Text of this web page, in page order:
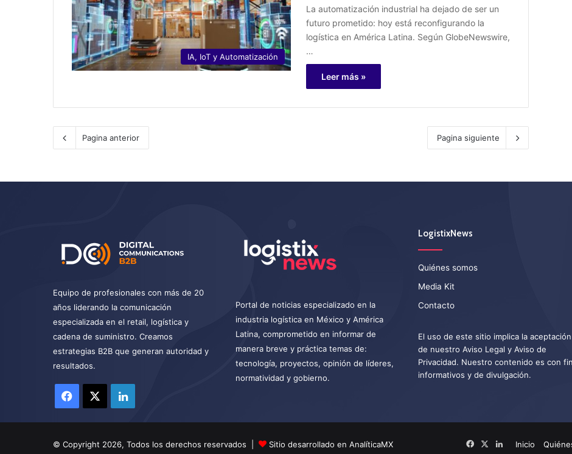
IA, IoT y Automatización
La automatización industrial ha dejado de ser un
futuro prometido: hoy está reconfigurando la
logística en América Latina. Según GlobeNewswire,
…
Leer más »
Pagina anterior Pagina siguiente
Equipo de profesionales con más de 20
años liderando la comunicación
especializada en el retail, logística y
cadena de suministro. Creamos
estrategias B2B que generan autoridad y
resultados.
Facebook LinkedIn
Portal de noticias especializado en la
industria logística en México y América
Latina, comprometido en informar de
manera breve y práctica temas de:
tecnología, proyectos, opinión de líderes,
normatividad y gobierno.
LogistixNews
Quiénes somos
Media Kit
Contacto
El uso de este sitio implica la aceptación
de nuestro Aviso Legal y Aviso de
Privacidad. Nuestro contenido es con
informativos y de divulgación.
© Copyright 2026, Todos los derechos reservados | Sitio desarrollado en AnalíticaMX Inicio
FacebookLinkedIn